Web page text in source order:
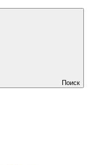
Поиск